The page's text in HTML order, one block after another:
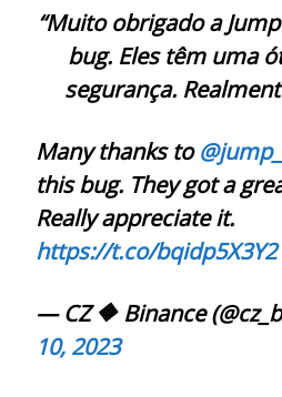
“Muito obrigado a
bug. Eles têm uma
segurança.
Many thanks to@jump_
this bug. They got a
Really appreciate it.
https://t.co/bqidp5X3Y2
— CZ 🔶 Binance
10, 2023